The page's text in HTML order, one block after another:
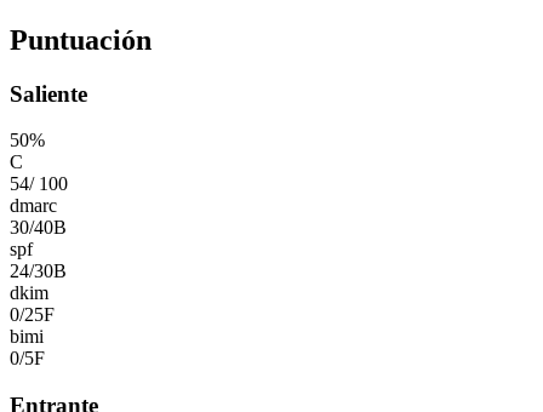
Puntuación
Saliente
50%
C
54/ 100
dmarc
30/40B
spf
24/30B
dkim
0/25F
bimi
0/5F
Entrante